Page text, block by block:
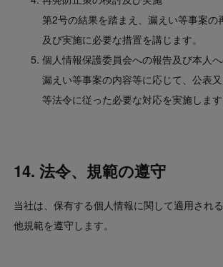
第2号の結果を踏まえ、漏えい等事案の
及び実施に必要な措置を講じます。
個人情報保護委員会への報告及び本人
漏えい等事案の内容等に応じて、公表
等法令に従った必要な対応を実施します
14. 法令、規範の遵守
当社は、保有する個人情報に関して適用され
他規範を遵守します。